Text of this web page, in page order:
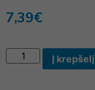
7,39€
Į krepšelį